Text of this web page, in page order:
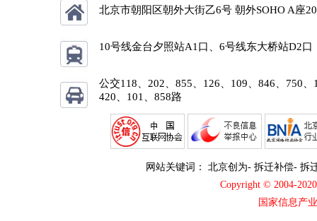
北京市朝阳区朝外大街乙6号 朝外SOHO A座
10号线金台夕照站A1口、6号线东大桥站D2口
公交118、202、855、126、109、846、750、
420、101、858路
网站关键词： 北京创为- 拆迁补偿- 拆
Copyright © 2004-
国家信息产